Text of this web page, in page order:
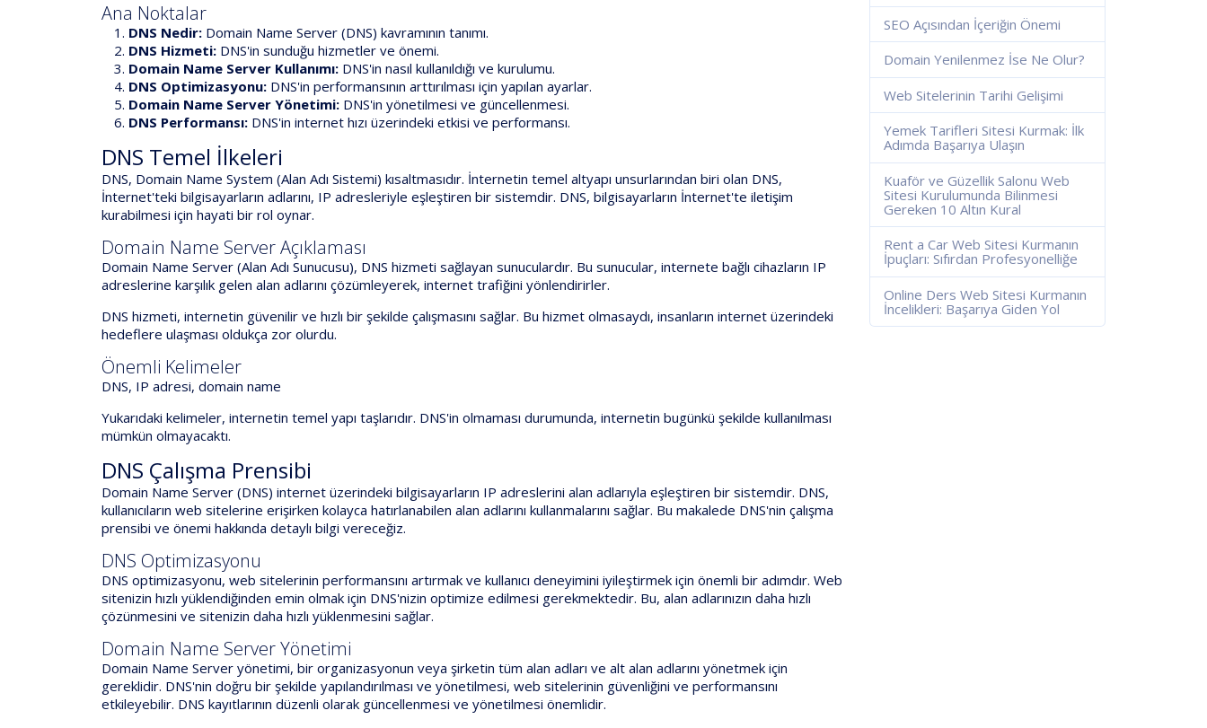
Ana Noktalar
DNS Nedir: Domain Name Server (DNS) kavramının tanımı.
DNS Hizmeti: DNS'in sunduğu hizmetler ve önemi.
Domain Name Server Kullanımı: DNS'in nasıl kullanıldığı ve kurulumu.
DNS Optimizasyonu: DNS'in performansının arttırılması için yapılan ayarlar.
Domain Name Server Yönetimi: DNS'in yönetilmesi ve güncellenmesi.
DNS Performansı: DNS'in internet hızı üzerindeki etkisi ve performansı.
DNS Temel İlkeleri
DNS, Domain Name System (Alan Adı Sistemi) kısaltmasıdır. İnternetin temel altyapı unsurlarından biri olan DNS,
İnternet'teki bilgisayarların adlarını, IP adresleriyle eşleştiren bir sistemdir. DNS, bilgisayarların İnternet'te iletişim
kurabilmesi için hayati bir rol oynar.
Domain Name Server Açıklaması
Domain Name Server (Alan Adı Sunucusu), DNS hizmeti sağlayan sunuculardır. Bu sunucular, internete bağlı cihazların IP
adreslerine karşılık gelen alan adlarını çözümleyerek, internet trafiğini yönlendirirler.
DNS hizmeti, internetin güvenilir ve hızlı bir şekilde çalışmasını sağlar. Bu hizmet olmasaydı, insanların internet üzerindeki
hedeflere ulaşması oldukça zor olurdu.
Önemli Kelimeler
DNS, IP adresi, domain name
Yukarıdaki kelimeler, internetin temel yapı taşlarıdır. DNS'in olmaması durumunda, internetin bugünkü şekilde kullanılması
mümkün olmayacaktı.
DNS Çalışma Prensibi
Domain Name Server (DNS) internet üzerindeki bilgisayarların IP adreslerini alan adlarıyla eşleştiren bir sistemdir. DNS,
kullanıcıların web sitelerine erişirken kolayca hatırlanabilen alan adlarını kullanmalarını sağlar. Bu makalede DNS'nin çalışma
prensibi ve önemi hakkında detaylı bilgi vereceğiz.
DNS Optimizasyonu
DNS optimizasyonu, web sitelerinin performansını artırmak ve kullanıcı deneyimini iyileştirmek için önemli bir adımdır. Web
sitenizin hızlı yüklendiğinden emin olmak için DNS'nizin optimize edilmesi gerekmektedir. Bu, alan adlarınızın daha hızlı
çözünmesini ve sitenizin daha hızlı yüklenmesini sağlar.
Domain Name Server Yönetimi
Domain Name Server yönetimi, bir organizasyonun veya şirketin tüm alan adları ve alt alan adlarını yönetmek için
gereklidir. DNS'nin doğru bir şekilde yapılandırılması ve yönetilmesi, web sitelerinin güvenliğini ve performansını
etkileyebilir. DNS kayıtlarının düzenli olarak güncellenmesi ve yönetilmesi önemlidir.
SEO Açısından İçeriğin Önemi
Domain Yenilenmez İse Ne Olur?
Web Sitelerinin Tarihi Gelişimi
Yemek Tarifleri Sitesi Kurmak: İlk
Adımda Başarıya Ulaşın
Kuaför ve Güzellik Salonu Web
Sitesi Kurulumunda Bilinmesi
Gereken 10 Altın Kural
Rent a Car Web Sitesi Kurmanın
İpuçları: Sıfırdan Profesyonelliğe
Online Ders Web Sitesi Kurmanın
İncelikleri: Başarıya Giden Yol